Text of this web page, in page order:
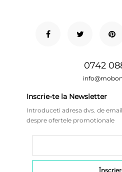
0742
Inscrie-te la Newsletter
Introduceti adresa dvs. de
despre ofertele promotionale